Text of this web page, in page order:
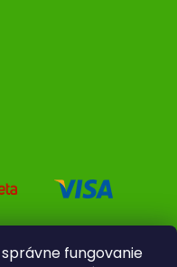
fungovanie